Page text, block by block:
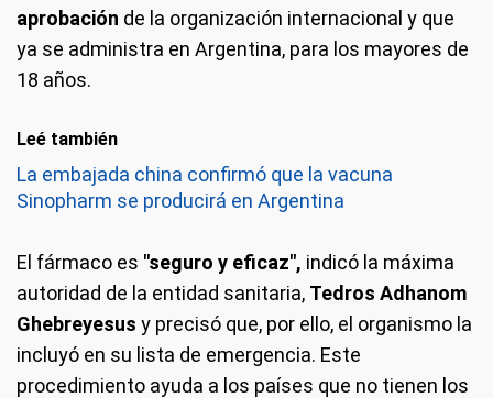
aprobación de la organización internacional y que
ya se administra en Argentina, para los mayores de
18 años.
Leé también
La embajada china confirmó que la vacuna
Sinopharm se producirá en Argentina
El fármaco es "seguro y eficaz", indicó la máxima
autoridad de la entidad sanitaria, Tedros Adhanom
Ghebreyesus y precisó que, por ello, el organismo la
incluyó en su lista de emergencia. Este
procedimiento ayuda a los países que no tienen los